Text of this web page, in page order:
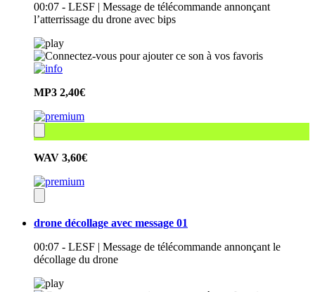
00:07 - LESF | Message de télécommande annonçant
l’atterrissage du drone avec bips
MP3 2,40€
WAV 3,60€
drone décollage avec message 01
00:07 - LESF | Message de télécommande annonçant le
décollage du drone